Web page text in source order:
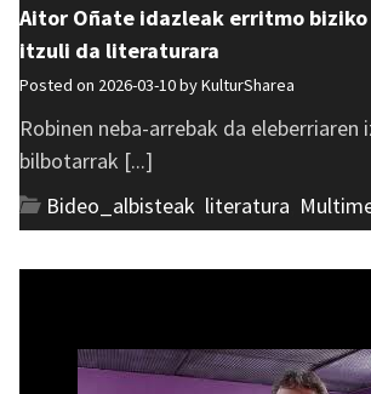
Aitor Oñate idazleak erritmo
itzuli da literaturara
Posted on 2026-03-10 byKulturSharea
Robinen neba-arrebak da eleberriaren
bilbotarrak [...]
Bideo_albisteak literatura